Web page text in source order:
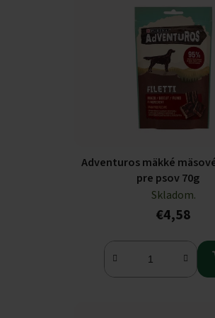
Adventuros mäkké
pre psov 70g
Skladom.
€4,58